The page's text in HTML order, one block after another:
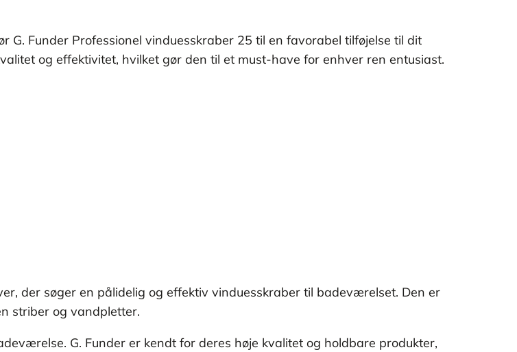
G. Funder Professionel vinduesskraber 25 til en favorabel tilføjelse til dit
og effektivitet, hvilket gør den til et must-have for enhver ren entusiast.
der søger en pålidelig og effektiv vinduesskraber til badeværelset. Den er
striber og vandpletter.
G. Funder er kendt for deres høje kvalitet og holdbare produkter,